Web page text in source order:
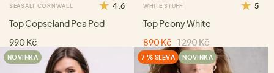
SEASALT CORNWALL 4.6
Top Copseland Pea Pod
990 Kč
WHITE STUFF 5
Top Peony White
890 Kč 1 290 Kč
NOVINKA 7 % SLEVA NOVINKA